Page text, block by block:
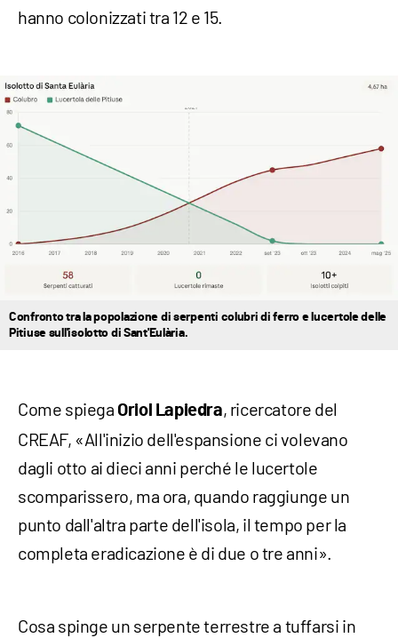
hanno colonizzati tra 12 e 15.
Confronto tra la popolazione di serpenti colubri di ferro e lucertole delle
Pitiuse sull'isolotto di Sant'Eulària.
Come spiega Oriol Lapiedra, ricercatore del
CREAF, «All'inizio dell'espansione ci volevano
dagli otto ai dieci anni perché le lucertole
scomparissero, ma ora, quando raggiunge un
punto dall'altra parte dell'isola, il tempo per la
completa eradicazione è di due o tre anni».
Cosa spinge un serpente terrestre a tuffarsi in